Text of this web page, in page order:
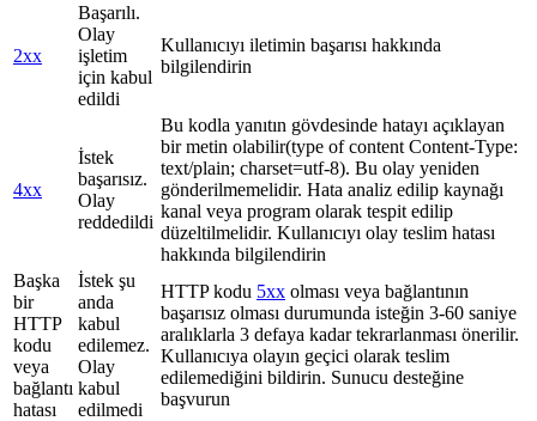
2xx
Başarılı.
Olay
işletim
için kabul
edildi
Kullanıcıyı iletimin başarısı hakkında
bilgilendirin
4xx
İstek
başarısız.
Olay
reddedildi
Bu kodla yanıtın gövdesinde hatayı açıklayan
bir metin olabilir(type of content Content-Type:
text/plain; charset=utf-8). Bu olay yeniden
gönderilmemelidir. Hata analiz edilip kaynağı
kanal veya program olarak tespit edilip
düzeltilmelidir. Kullanıcıyı olay teslim hatası
hakkında bilgilendirin
Başka
bir
HTTP
kodu
veya
bağlantı
hatası
İstek şu
anda
kabul
edilemez.
Olay
kabul
edilmedi
HTTP kodu 5xx olması veya bağlantının
başarısız olması durumunda isteğin 3-60 saniye
aralıklarla 3 defaya kadar tekrarlanması önerilir.
Kullanıcıya olayın geçici olarak teslim
edilemediğini bildirin. Sunucu desteğine
başvurun